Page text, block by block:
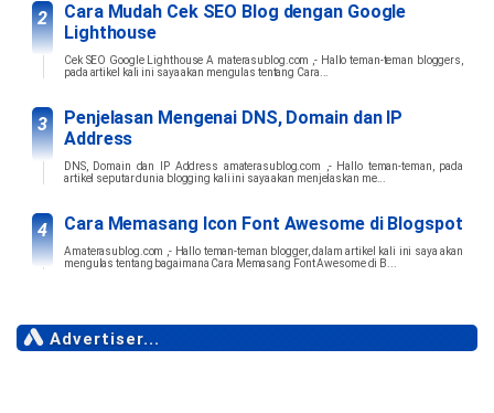
Cara Mudah Cek SEO Blog dengan Google
Lighthouse
Cek SEO Google Lighthouse A materasublog.com ,- Hallo teman-teman bloggers,
pada artikel kali ini saya akan mengulas tentang Cara...
Penjelasan Mengenai DNS, Domain dan IP
Address
DNS, Domain dan IP Address amaterasublog.com ,- Hallo teman-teman, pada
artikel seputar dunia blogging kali ini saya akan menjelaskan me...
Cara Memasang Icon Font Awesome di Blogspot
Amaterasublog.com ,- Hallo teman-teman blogger, dalam artikel kali ini saya akan
mengulas tentang bagaimana Cara Memasang Font Awesome di B...
Advertiser...